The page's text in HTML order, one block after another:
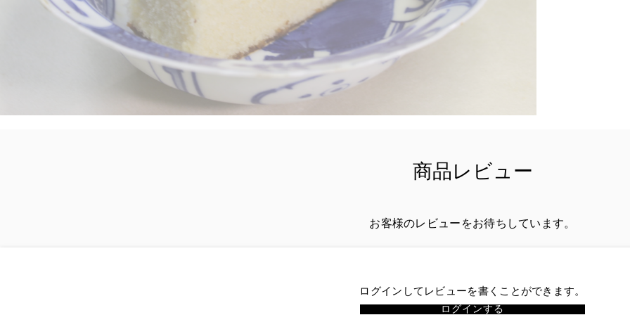
商品レビュー
お客様のレビューをお待ちしています。
ログインしてレビューを書くことができます。
ログインする